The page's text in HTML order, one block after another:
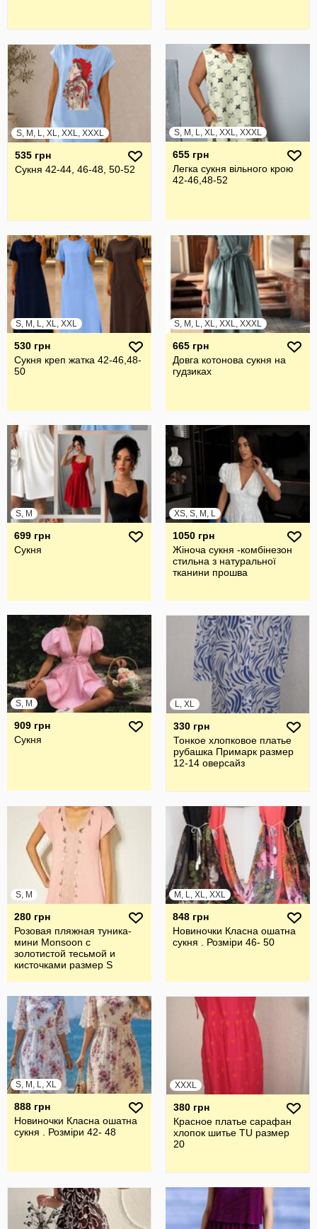
S, M, L, XL, XXL, XXXL
535 грн
Сукня 42-44, 46-48, 50-52
S, M, L, XL, XXL, XXXL
655 грн
Легка сукня вільного крою
42-46,48-52
S, M, L, XL, XXL
530 грн
Сукня креп жатка 42-46,48-
50
S, M, L, XL, XXL, XXXL
665 грн
Довга котонова сукня на
гудзиках
S, M
699 грн
Сукня
XS, S, M, L
1050 грн
Жіноча сукня -комбінезон
стильна з натуральної
тканини прошва
S, M
909 грн
Сукня
L, XL
330 грн
Тонкое хлопковое платье
рубашка Примарк размер
12-14 оверсайз
S, M
280 грн
Розовая пляжная туника-
мини Monsoon с
золотистой тесьмой и
кисточками размер S
M, L, XL, XXL
848 грн
Новиночки Класна ошатна
сукня . Розміри 46- 50
S, M, L, XL
888 грн
Новиночки Класна ошатна
сукня . Розміри 42- 48
XXXL
380 грн
Красное платье сарафан
хлопок шитье TU размер
20